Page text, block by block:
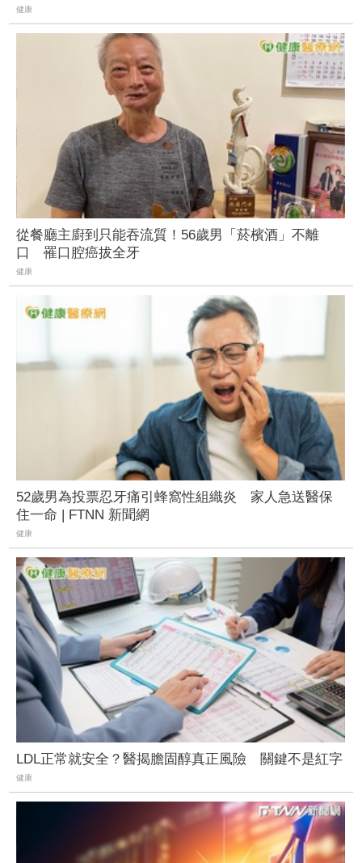
健康
從餐廳主廚到只能吞流質！56歲男「菸檳酒」不離
口 罹口腔癌拔全牙
健康
52歲男為投票忍牙痛引蜂窩性組織炎 家人急送醫保
住一命 | FTNN 新聞網
健康
LDL正常就安全？醫揭膽固醇真正風險 關鍵不是紅字
健康